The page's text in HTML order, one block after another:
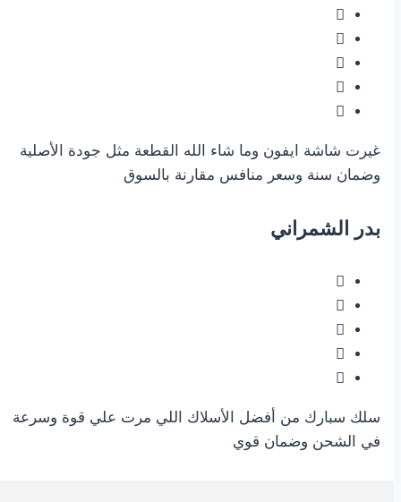
غيرت شاشة ايفون وما شاء الله القطعة مثل جودة الأصلية
وضمان سنة وسعر منافس مقارنة بالسوق
بدر الشمراني
سلك سبارك من أفضل الأسلاك اللي مرت علي قوة وسرعة
في الشحن وضمان قوي